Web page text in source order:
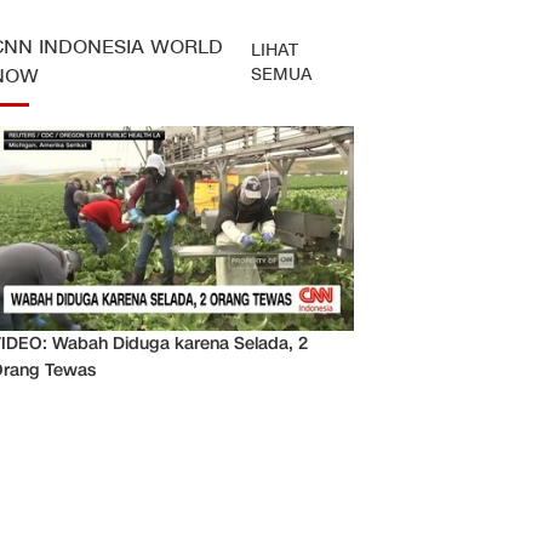
INDONESIA WORLD
LIHAT
SEMUA
Wabah Diduga karena Selada, 2
Tewas